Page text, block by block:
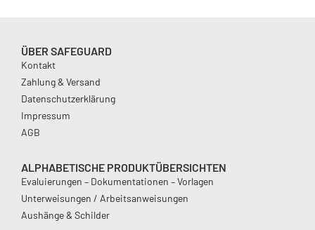
ÜBER SAFEGUARD
Kontakt
Zahlung & Versand
Datenschutzerklärung
Impressum
AGB
ALPHABETISCHE PRODUKTÜBERSICHTEN
Evaluierungen – Dokumentationen – Vorlagen
Unterweisungen / Arbeitsanweisungen
Aushänge & Schilder